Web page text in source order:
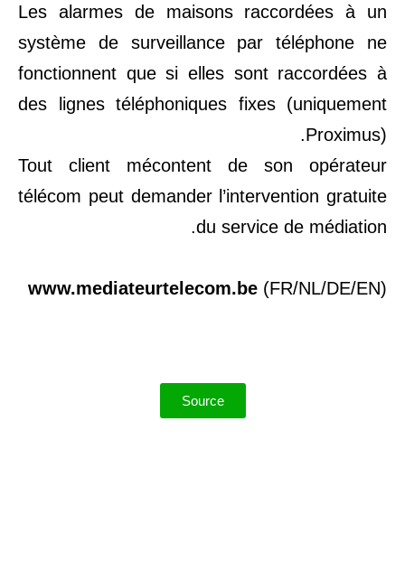
Les alarmes de maisons raccordées à un
système de surveillance par téléphone ne
fonctionnent que si elles sont raccordées à
des lignes téléphoniques fixes (uniquement
Proximus).
Tout client mécontent de son opérateur
télécom peut demander l’intervention gratuite
du service de médiation.
www.mediateurtelecom.be (FR/NL/DE/EN)
Source